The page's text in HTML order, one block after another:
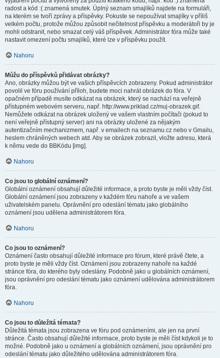
radost a kód :( znamená smutek. Úplný seznam smajlíků najdete na formuláři,
na kterém se tvoří zprávy a příspěvky. Pokuste se nepoužívat smajlíky v příliš
velkém počtu, protože můžou způsobit nečitelnost příspěvku a moderátoři by je
mohli odstranit, nebo smazat celý váš příspěvek. Administrátor fóra může také
nastavit omezení počtu smajlíků, které lze v příspěvku použít.
Nahoru
Můžu do příspěvků přidávat obrázky?
Ano, obrázky můžou být ve vašich příspěvcích zobrazeny. Pokud administrátor
povolil ve fóru používání příloh, budete moci nahrát obrázek do fóra. V
opačném případě musíte odkázat na obrázek, který se nachází na veřejně
přístupném webovém serveru, např. http://www.priklad.cz/muj-obrazek.gif.
Nemůžete odkázat na obrázek uložený ve vašem vlastním počítači (pokud to
není veřejně přístupný server) ani na obrázky uložené za nějakým
autentizačním mechanizmem, např. v emailech na seznamu.cz nebo v Gmailu,
heslem chráněných webech atd. Aby se obrázek zobrazil, vložte adresu, která
k němu vede do BBKódu [img].
Nahoru
Co jsou to globální oznámení?
Globální oznámení obsahují důležité informace, a proto byste je měli vždy číst.
Globální oznámení jsou zobrazeny v každém fóru nahoře a ve vašem
uživatelském panelu. Oprávnění pro odeslání tématu jako globálního
oznámení jsou udělena administrátorem fóra.
Nahoru
Co jsou to oznámení?
Oznámení často obsahují důležité informace pro fórum, které právě čtete, a
proto byste je měli vždy číst. Oznámení jsou zobrazeny nahoře na každé
stránce fóra, do kterého byly odeslány. Podobně jako u globálních oznámení,
jsou oprávnění pro odeslání tématu jako oznámení udělována administrátorem
fóra.
Nahoru
Co jsou to důležitá témata?
Důležitá témata jsou zobrazena ve fóru pod oznámeními, ale jen na první
stránce. Často obsahují důležité informace, proto byste je měli číst kdykoli je to
možné. Podobně jako u oznámení a globálních oznámení, jsou oprávnění pro
odeslání tématu jako důležitého udělována administrátorem fóra.